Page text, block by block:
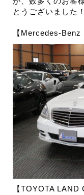
とうございました
【Mercedes-
【TOYOTA LAND